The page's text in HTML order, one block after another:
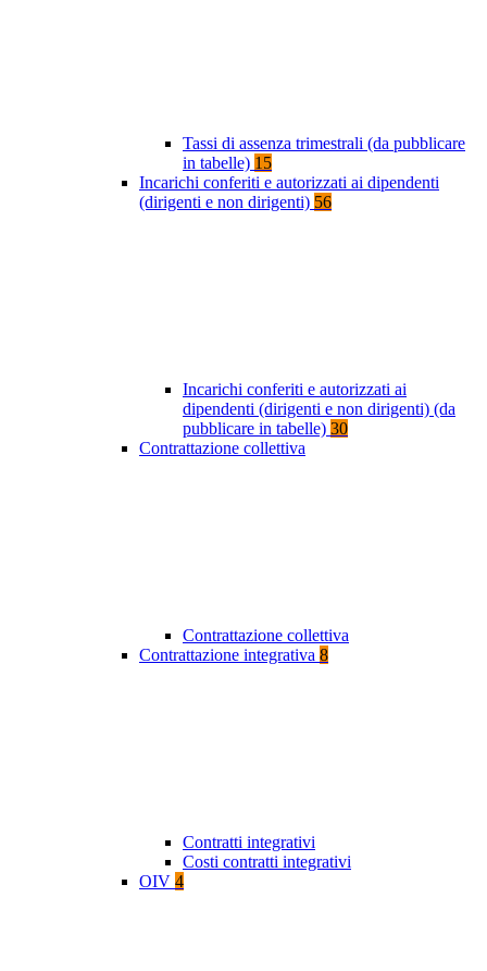
Tassi di assenza trimestrali (da pubblicare
in tabelle) 15
Incarichi conferiti e autorizzati ai dipendenti
(dirigenti e non dirigenti) 56
Incarichi conferiti e autorizzati ai
dipendenti (dirigenti e non dirigenti) (da
pubblicare in tabelle) 30
Contrattazione collettiva
Contrattazione collettiva
Contrattazione integrativa 8
Contratti integrativi
Costi contratti integrativi
OIV 4